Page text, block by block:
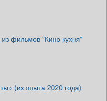
фильмов "Кино кухня"
(из опыта 2020 года)